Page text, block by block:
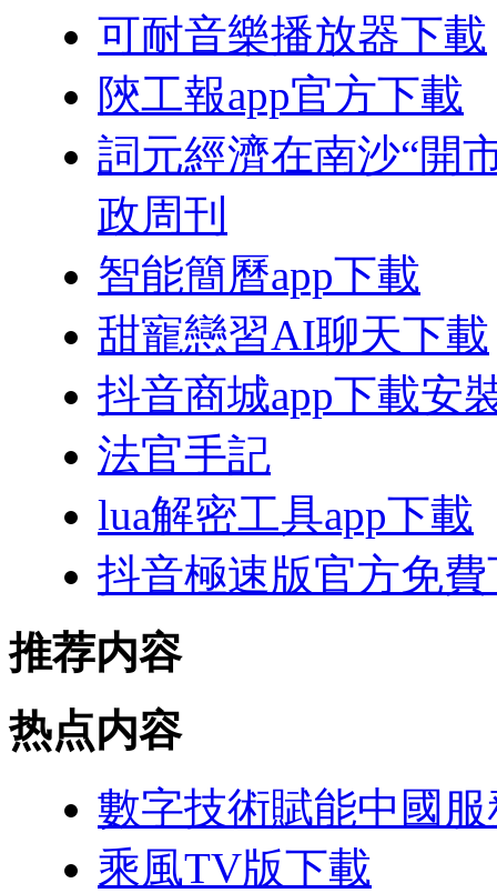
可耐音樂播放器下載
陝工報app官方下載
詞元經濟在南沙“開
政周刊
智能簡曆app下載
甜寵戀習AI聊天下載
抖音商城app下載安
法官手記
lua解密工具app下載
抖音極速版官方免
推荐内容
热点内容
數字技術賦能中國
乘風TV版下載